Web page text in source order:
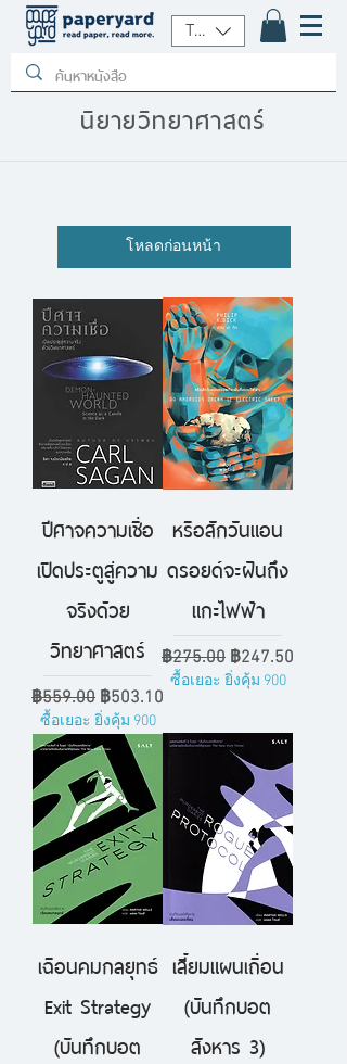
THB (฿)
นิยายวิทยาศาสตร์
โหลดก่อนหน้า
ปีศาจความเชื่อ
เปิดประตูสู่ความ
จริงด้วย
วิทยาศาสตร์
ราคาปกติ
฿559.00 ราคาขายลด
฿503.10
ซื้อเยอะ ยิ่งคุ้ม 900
หรือสักวันแอน
ดรอยด์จะฝันถึง
แกะไฟฟ้า
ราคาปกติ
฿275.00 ราคาขายลด
฿247.50
ซื้อเยอะ ยิ่งคุ้ม 900
เฉือนคมกลยุทธ์
Exit Strategy
(บันทึกบอต
เสี้ยมแผนเถื่อน
(บันทึกบอต
สังหาร 3)